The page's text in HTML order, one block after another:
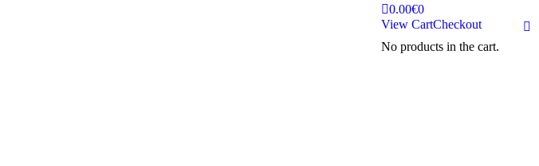
0.00€0
View CartCheckout
No products in the cart.